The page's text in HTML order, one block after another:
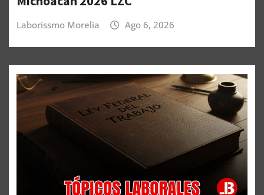
Laborissmo Morelia Ago 6, 2026